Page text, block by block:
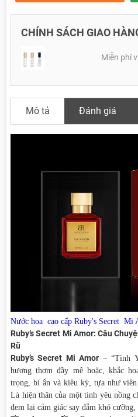
CHÍNH SÁCH GIAO
Miễn phí
Mô tả Đánh giá
Nước hoa cao cấp Ruby's Secret Mi
Ruby’s Secret Mi Amor: Câu
Rũ
Ruby’s Secret Mi Amor– “Tình
hương thơm đầy mê hoặc, khắc
trọng, bí ẩn và kiêu kỳ, tựa như
Là hiện thân của một tình yêu nồng
đem lại cảm giác say đắm khó